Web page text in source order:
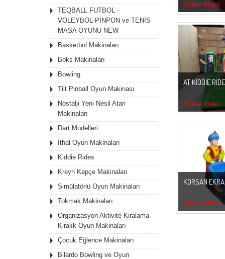
TEQBALL FUTBOL -
VOLEYBOL-PİNPON ve TENİS
MASA OYUNU NEW
Basketbol Makinaları
Boks Makinaları
Bowling
Tilt Pinball Oyun Makinası
Nostalji Yeni Nesil Atari
Makinaları
Dart Modelleri
İthal Oyun Makinaları
Kiddie Rides
Kreyn Kepçe Makinaları
Simülatörlü Oyun Makinaları
Tokmak Makinaları
Organizasyon Aktivite Kiralama-
Kiralık Oyun Makinaları
Çocuk Eğlence Makinaları
Bilardo Bowling ve Oyun
Kiddie Rides
AT KIDDIE
Kiddie Rides
KORSAN
Kiddie Rides